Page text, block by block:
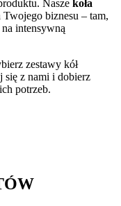
Nasze koła
biznesu – tam,
intensywną
zestawy kół
się z nami i dobierz
potrzeb.